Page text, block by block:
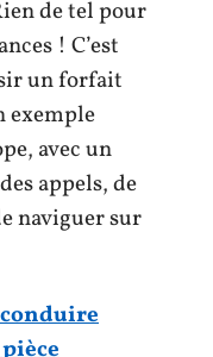
de tel pour
! C’est
un forfait
exemple
avec un
appels, de
naviguer sur